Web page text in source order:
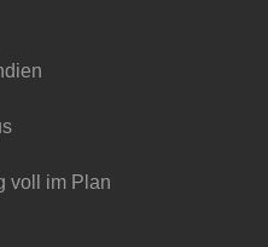
voll im Plan